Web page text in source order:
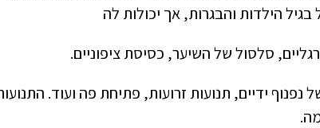
הילדות והבגרות, אך יכולות לה
סלסול של השיער, כסיסת ציפוניים.
ידיים, תנועות זרועות, פתיחת פה ועוד.